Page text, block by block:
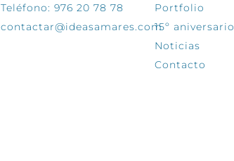
Teléfono: 976 20 78 78
contactar@ideasamares.com
Portfolio
15º aniversario
Noticias
Contacto